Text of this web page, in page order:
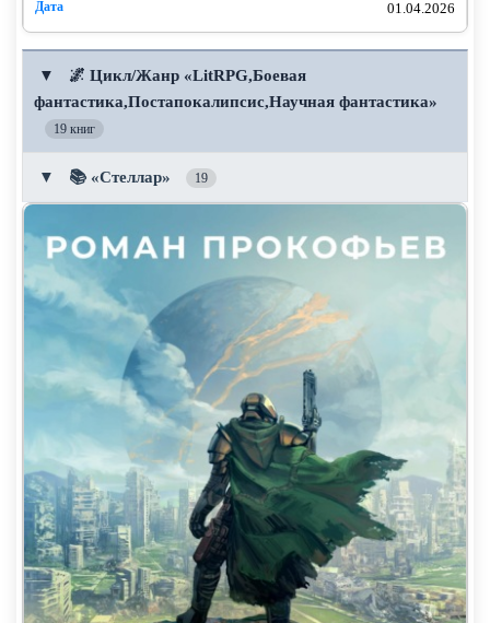
01.04.2026
▼
🌌 Цикл/Жанр «LitRPG,Боевая
фантастика,Постапокалипсис,Научная фантастика»
19 книг
▼ 📚 «Стеллар» 19